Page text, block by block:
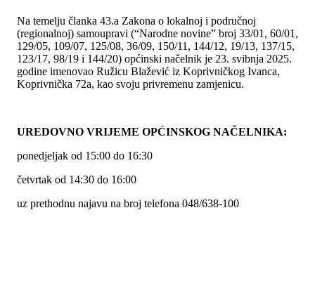
Na temelju članka 43.a Zakona o lokalnoj i područnoj
(regionalnoj) samoupravi (“Narodne novine” broj 33/01, 60/01,
129/05, 109/07, 125/08, 36/09, 150/11, 144/12, 19/13, 137/15,
123/17, 98/19 i 144/20) općinski načelnik je 23. svibnja 2025.
godine imenovao Ružicu Blažević iz Koprivničkog Ivanca,
Koprivnička 72a, kao svoju privremenu zamjenicu.
UREDOVNO VRIJEME OPĆINSKOG NAČELNIKA:
ponedjeljak od 15:00 do 16:30
četvrtak od 14:30 do 16:00
uz prethodnu najavu na broj telefona 048/638-100